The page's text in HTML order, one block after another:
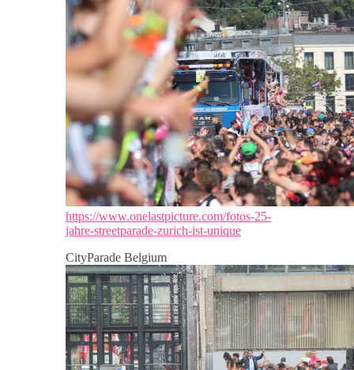
https://www.onelastpicture.com/fotos-25-
jahre-streetparade-zurich-ist-unique
CityParade Belgium